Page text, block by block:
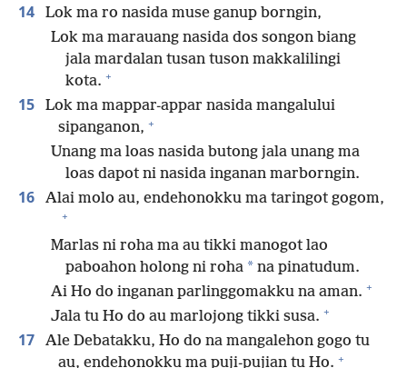
14
Lok ma ro nasida muse ganup borngin,
Lok ma marauang nasida dos songon biang
jala mardalan tusan tuson makkalilingi
kota. +
15
Lok ma mappar-appar nasida mangalului
sipanganon, +
Unang ma loas nasida butong jala unang ma
loas dapot ni nasida inganan marborngin.
16 Alai molo au, endehonokku ma taringot gogom,
+
Marlas ni roha ma au tikki manogot lao
paboahon holong ni roha * na pinatudum.
Ai Ho do inganan parlinggomakku na aman. +
Jala tu Ho do au marlojong tikki susa. +
17
Ale Debatakku, Ho do na mangalehon gogo tu
au, endehonokku ma puji-pujian tu Ho. +